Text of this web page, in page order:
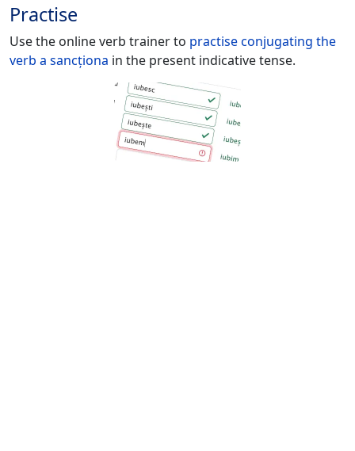
Practise
Use the online verb trainer to practise conjugating the
verb a sancționa in the present indicative tense.